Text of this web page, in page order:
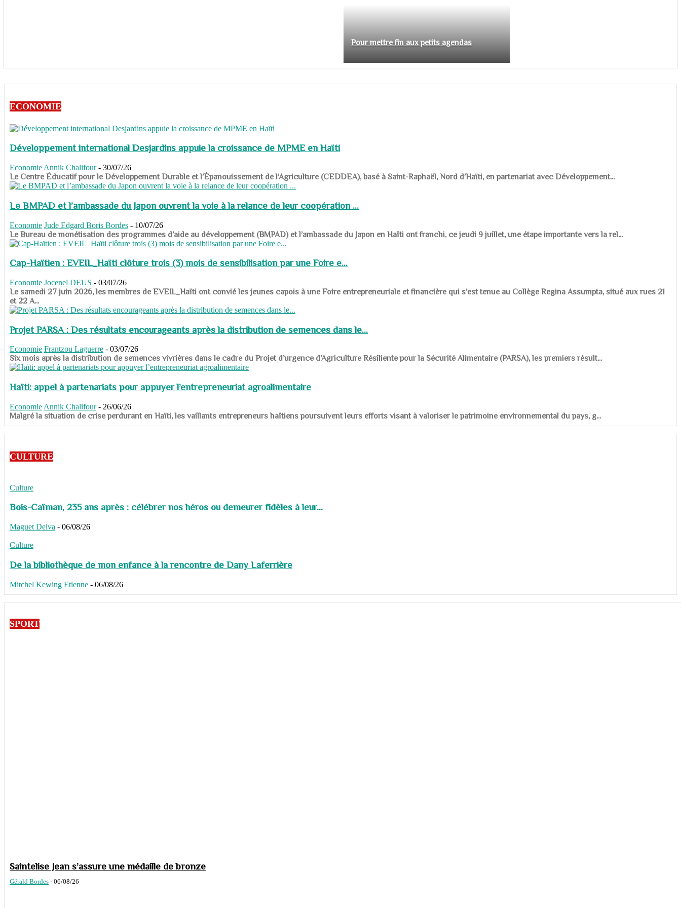
Pour mettre fin aux petits agendas
ECONOMIE
Développement international Desjardins appuie la croissance de MPME en Haïti
Economie Annik Chalifour - 30/07/26
​​​​​​​Le Centre Éducatif pour le Développement Durable et l’Épanouissement de l’Agriculture (CEDDEA), basé à Saint-Raphaël, Nord d’Haïti, en partenariat avec Développement...
Le BMPAD et l’ambassade du Japon ouvrent la voie à la relance de leur coopération ...
Economie Jude Edgard Boris Bordes - 10/07/26
​​​​​​​Le Bureau de monétisation des programmes d’aide au développement (BMPAD) et l’ambassade du Japon en Haïti ont franchi, ce jeudi 9 juillet, une étape importante vers la rel...
Cap-Haïtien : EVEIL_Haïti clôture trois (3) mois de sensibilisation par une Foire e...
Economie Jocenel DEUS - 03/07/26
Le samedi 27 juin 2026, les membres de EVEIL_Haïti ont convié les jeunes capois à une Foire entrepreneuriale et financière qui s’est tenue au Collège Regina Assumpta, situé aux rues 21
et 22 A...
Projet PARSA : Des résultats encourageants après la distribution de semences dans le...
Economie Frantzou Laguerre - 03/07/26
​​​​​​​Six mois après la distribution de semences vivrières dans le cadre du Projet d’urgence d’Agriculture Résiliente pour la Sécurité Alimentaire (PARSA), les premiers résult...
Haïti: appel à partenariats pour appuyer l’entrepreneuriat agroalimentaire
Economie Annik Chalifour - 26/06/26
​​​​​​​Malgré la situation de crise perdurant en Haïti, les vaillants entrepreneurs haïtiens poursuivent leurs efforts visant à valoriser le patrimoine environnemental du pays, g...
CULTURE
Culture
Bois-Caïman, 235 ans après : célébrer nos héros ou demeurer fidèles à leur...
Maguet Delva - 06/08/26
Culture
De la bibliothèque de mon enfance à la rencontre de Dany Laferrière
Mitchel Kewing Etienne - 06/08/26
SPORT
Saintelise Jean s’assure une médaille de bronze
Gérald Bordes - 06/08/26